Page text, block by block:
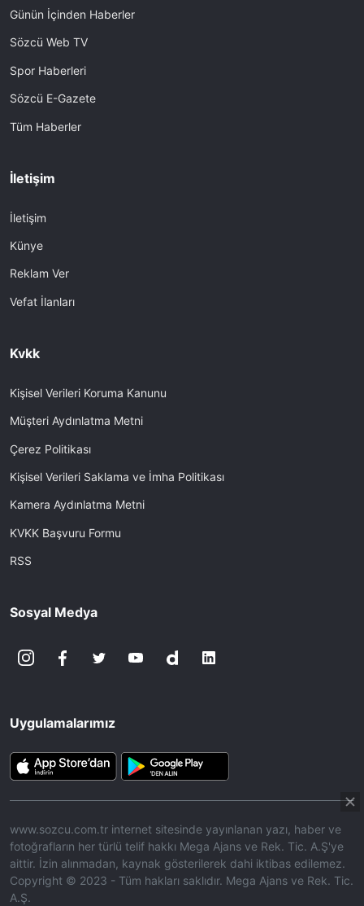
Günün İçinden Haberler
Sözcü Web TV
Spor Haberleri
Sözcü E-Gazete
Tüm Haberler
İletişim
İletişim
Künye
Reklam Ver
Vefat İlanları
Kvkk
Kişisel Verileri Koruma Kanunu
Müşteri Aydınlatma Metni
Çerez Politikası
Kişisel Verileri Saklama ve İmha Politikası
Kamera Aydınlatma Metni
KVKK Başvuru Formu
RSS
Sosyal Medya
Uygulamalarımız
www.sozcu.com.tr internet sitesinde yayınlanan yazı, haber ve
fotoğrafların her türlü telif hakkı Mega Ajans ve Rek. Tic. A.Ş'ye
aittir. İzin alınmadan, kaynak gösterilerek dahi iktibas edilemez.
Copyright © 2023 - Tüm hakları saklıdır. Mega Ajans ve Rek. Tic.
A.Ş.